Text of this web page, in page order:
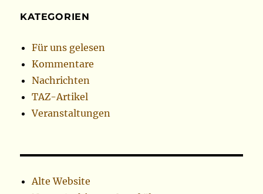
KATEGORIEN
Für uns gelesen
Kommentare
Nachrichten
TAZ-Artikel
Veranstaltungen
Alte Website